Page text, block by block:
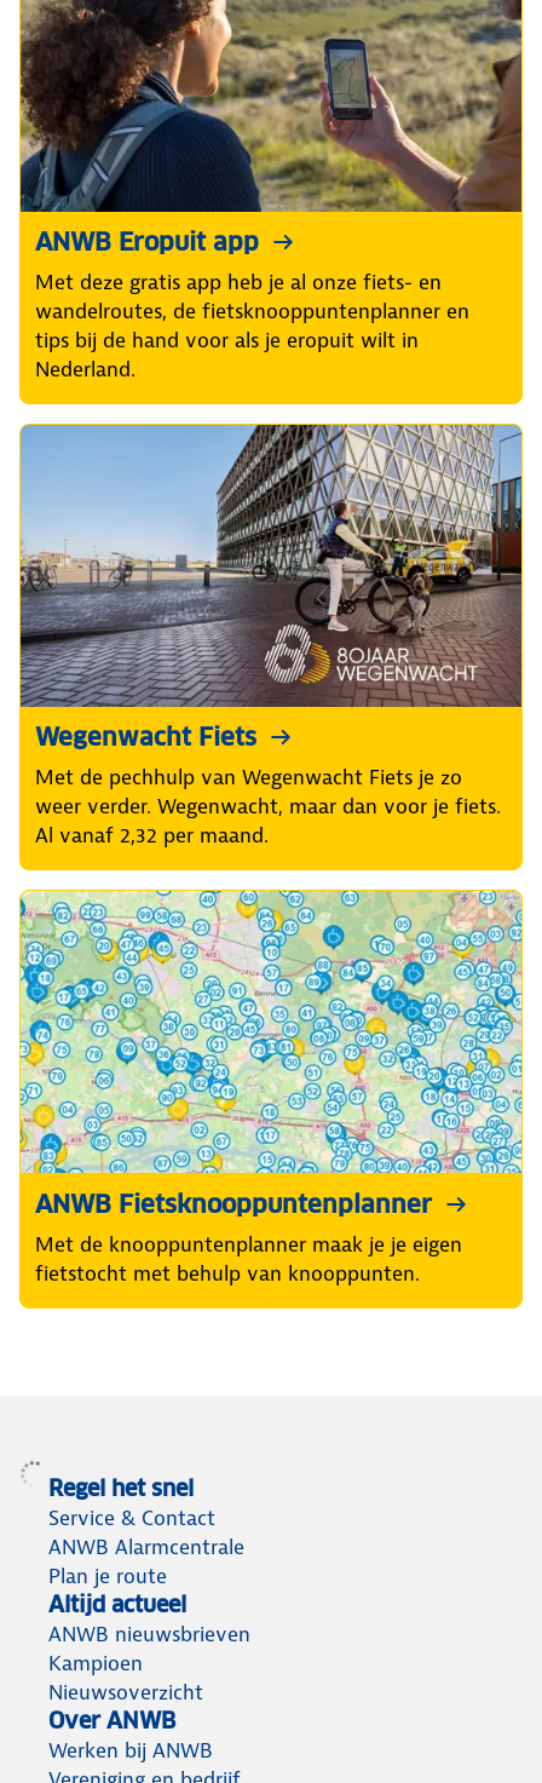
ANWB Eropuit app
Met deze gratis app heb je al onze fiets- en
wandelroutes, de fietsknooppuntenplanner en
tips bij de hand voor als je eropuit wilt in
Nederland.
Wegenwacht Fiets
Met de pechhulp van Wegenwacht Fiets je zo
weer verder. Wegenwacht, maar dan voor je fiets.
Al vanaf 2,32 per maand.
ANWB Fietsknooppuntenplanner
Met de knooppuntenplanner maak je je eigen
fietstocht met behulp van knooppunten.
Regel het snel
Service & Contact
ANWB Alarmcentrale
Plan je route
Altijd actueel
ANWB nieuwsbrieven
Kampioen
Nieuwsoverzicht
Over ANWB
Werken bij ANWB